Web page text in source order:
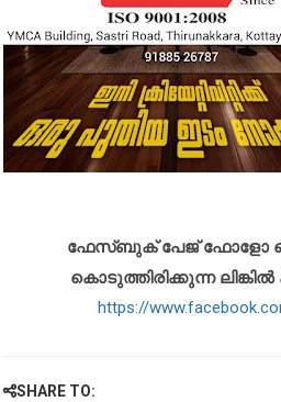
ഫേസ്ബുക് പേജ് ഫോളോ
കൊടുത്തിരിക്കുന്ന
https://
SHARE TO: